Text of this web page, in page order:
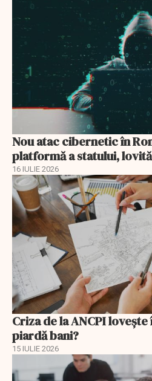
Nou atac cibernetic în
platformă a statului,
16 IULIE 2026
Criza de la ANCPI
piardă bani?
15 IULIE 2026